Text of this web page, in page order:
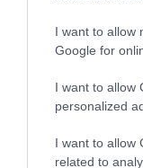
I want to allow
Google for
I want to allow
personalized
I want to allow
related to
Αυτά τα
στην Εύβοια – Τι
10.08.2026 | 11:40
Αύγουστος στην
γίνει αύριο στα
Όλες